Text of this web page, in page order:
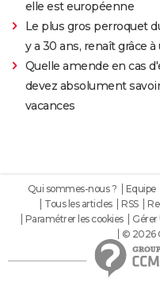
elle est européenne
Le plus gros perroquet
y a 30 ans, renaît grâce
Quelle amende en cas
devez absolument
vacances
Qui sommes-nous ? Equipe
Tous les articles
RSS
Paramétrer les cookies
Gérer
© 2026